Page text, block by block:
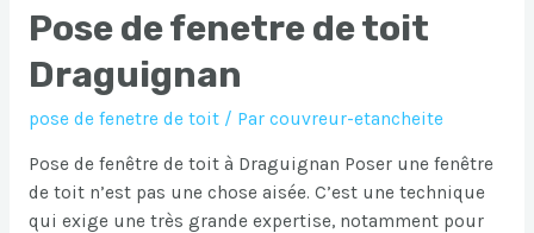
Pose de fenetre de toit
Draguignan
pose de fenetre de toit/ Par couvreur-etancheite
Pose de fenêtre de toit à Draguignan Poser une fenêtre
de toit n’est pas une chose aisée. C’est une technique
qui exige une très grande expertise, notamment pour